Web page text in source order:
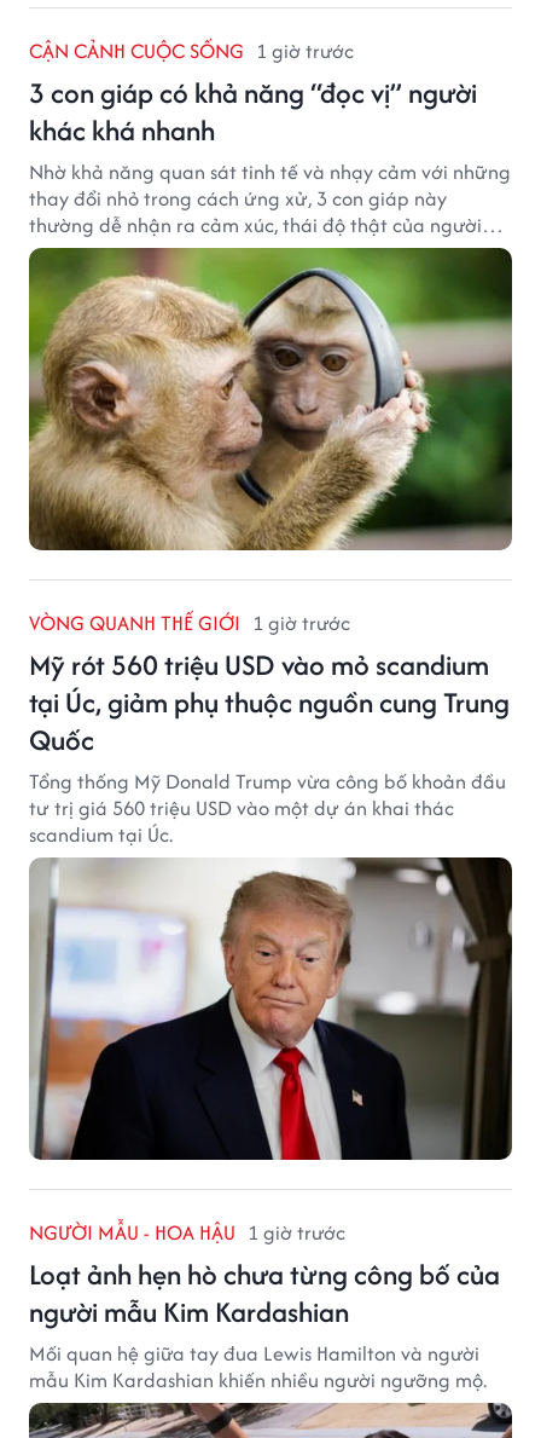
CẬN CẢNH CUỘC SỐNG 1 giờ trước
3 con giáp có khả năng “đọc vị” người
khác khá nhanh
Nhờ khả năng quan sát tinh tế và nhạy cảm với những
thay đổi nhỏ trong cách ứng xử, 3 con giáp này
thường dễ nhận ra cảm xúc, thái độ thật của người
đối diện.
VÒNG QUANH THẾ GIỚI 1 giờ trước
Mỹ rót 560 triệu USD vào mỏ scandium
tại Úc, giảm phụ thuộc nguồn cung Trung
Quốc
Tổng thống Mỹ Donald Trump vừa công bố khoản đầu
tư trị giá 560 triệu USD vào một dự án khai thác
scandium tại Úc.
NGƯỜI MẪU - HOA HẬU 1 giờ trước
Loạt ảnh hẹn hò chưa từng công bố của
người mẫu Kim Kardashian
Mối quan hệ giữa tay đua Lewis Hamilton và người
mẫu Kim Kardashian khiến nhiều người ngưỡng mộ.